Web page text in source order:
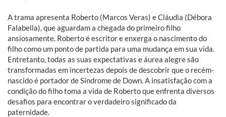
A trama apresenta Roberto (Marcos Veras) e Cláudia (Débora
Falabella), que aguardam a chegada do primeiro filho
ansiosamente. Roberto é escritor e enxerga o nascimento do
filho como um ponto de partida para uma mudança em sua vida.
Entretanto, todas as suas expectativas e áurea alegre são
transformadas em incertezas depois de descobrir que o recém-
nascido é portador de Síndrome de Down. A insatisfação com a
condição do filho toma a vida de Roberto que enfrenta diversos
desafios para encontrar o verdadeiro significado da
paternidade.